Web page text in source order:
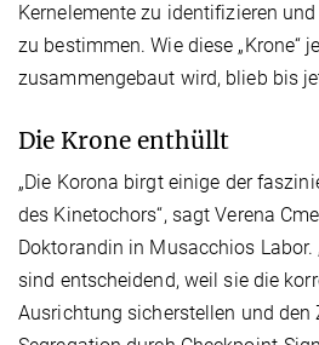
Kernelemente zu identifizieren
zu bestimmen. Wie diese „Krone“
zusammengebaut wird, blieb bis
Die Krone enthüllt
„Die Korona birgt einige der
des Kinetochors“, sagt Verena
Doktorandin in Musacchios Labor.
sind entscheidend, weil sie die
Ausrichtung sicherstellen und den